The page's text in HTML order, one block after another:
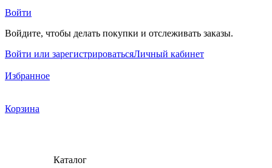
Войти
Войдите, чтобы делать покупки и отслеживать заказы.
Войти или зарегистрироватьсяЛичный кабинет
Избранное
Корзина
Каталог